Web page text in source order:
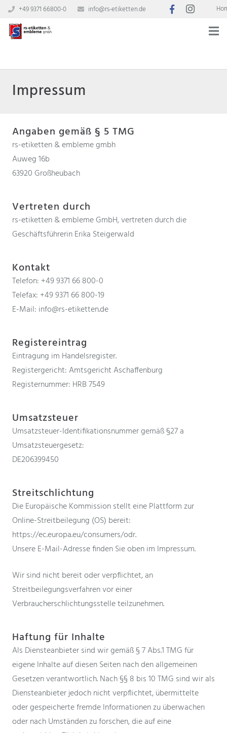
+49 9371 66800-0 info@rs-etiketten.de
Impressum
Angaben gemäß § 5 TMG
rs-etiketten & embleme gmbh
Auweg 16b
63920 Großheubach
Vertreten durch
rs-etiketten & embleme GmbH, vertreten durch die
Geschäftsführerin Erika Steigerwald
Kontakt
Telefon: +49 9371 66 800-0
Telefax: +49 9371 66 800-19
E-Mail: info@rs-etiketten.de
Registereintrag
Eintragung im Handelsregister.
Registergericht: Amtsgericht Aschaffenburg
Registernummer: HRB 7549
Umsatzsteuer
Umsatzsteuer-Identifikationsnummer gemäß §27 a
Umsatzsteuergesetz:
DE206399450
Streitschlichtung
Die Europäische Kommission stellt eine Plattform zur
Online-Streitbeilegung (OS) bereit:
https://ec.europa.eu/consumers/odr.
Unsere E-Mail-Adresse finden Sie oben im Impressum.
Wir sind nicht bereit oder verpflichtet, an
Streitbeilegungsverfahren vor einer
Verbraucherschlichtungsstelle teilzunehmen.
Haftung für Inhalte
Als Diensteanbieter sind wir gemäß § 7 Abs.1 TMG für
eigene Inhalte auf diesen Seiten nach den allgemeinen
Gesetzen verantwortlich. Nach §§ 8 bis 10 TMG sind wir als
Diensteanbieter jedoch nicht verpflichtet, übermittelte
oder gespeicherte fremde Informationen zu überwachen
oder nach Umständen zu forschen, die auf eine